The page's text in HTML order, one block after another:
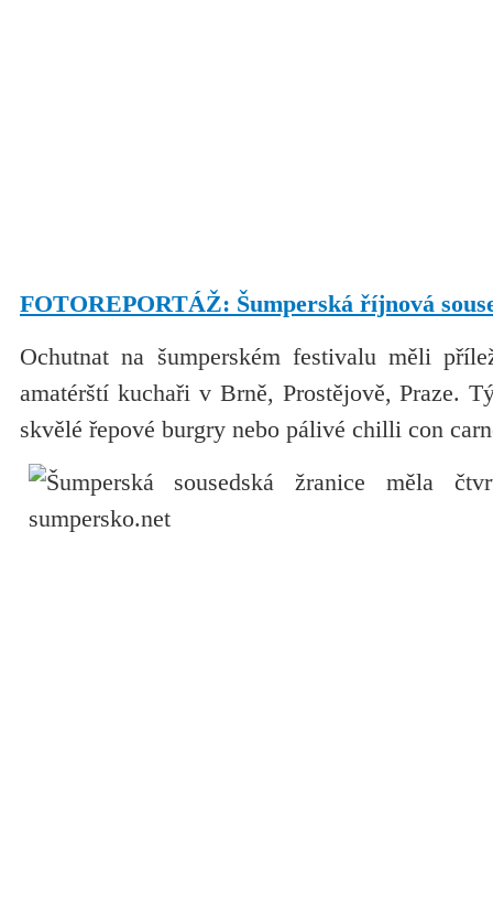
FOTOREPORTÁŽ: Šumperská říjnová
Ochutnat na šumperském festivalu měli
amatérští kuchaři v Brně, Prostějově, Praze.
skvělé řepové burgry nebo pálivé chilli con